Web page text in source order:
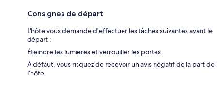
Consignes de départ
L'hôte vous demande d'effectuer les tâches suivantes avant le
départ :
Éteindre les lumières et verrouiller les portes
À défaut, vous risquez de recevoir un avis négatif de la part de
l’hôte.